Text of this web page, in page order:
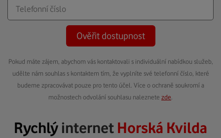
Ověřit dostupnost
Pokud máte zájem, abychom vás kontaktovali s individuální nabídkou služeb,
udělte nám souhlas s kontaktem tím, že vyplníte své telefonní číslo, které
budeme zpracovávat pouze pro tento účel. Více o ochraně soukromí a
možnostech odvolání souhlasu naleznete zde
Rychlýinternet Horská Kvilda